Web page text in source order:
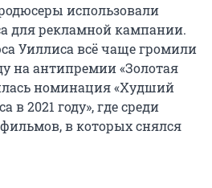
использовали
для рекламной кампании.
Уиллиса всё чаще громили
на антипремии «Золотая
номинация «Худший
2021 году», где среди
в которых снялся